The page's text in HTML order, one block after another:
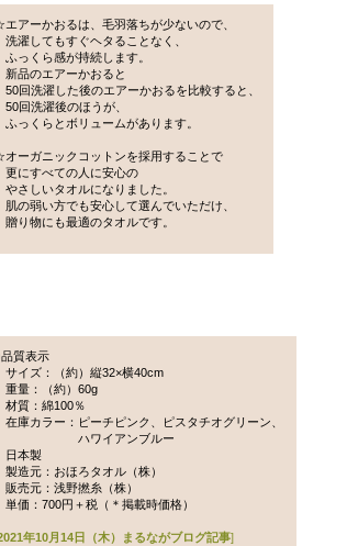
アーかおるは、毛羽落ちが少ないので、
洗濯してもすぐヘタることなく、
ふっくら感が持続します。
新品のエアーかおると
50回洗濯した後のエアーかおるを比較すると、
50回洗濯後のほうが、
ふっくらとボリュームがあります。
ーガニックコットンを採用することで
更にすべての人に安心の
やさしいタオルになりました。
肌の弱い方でも安心して選んでいただけ、
贈り物にも最適のタオルです。
質表示
サイズ：（約）縦32×横40cm
重量：（約）60g
材質：綿100％
在庫カラー：ピーチピンク、ピスタチオグリーン、
ハワイアンブルー
日本製
製造元：おほろタオル（株）
販売元：浅野撚糸（株）
単価：700円＋税（＊掲載時価格）
年10月14日（木）まるながブログ記事]